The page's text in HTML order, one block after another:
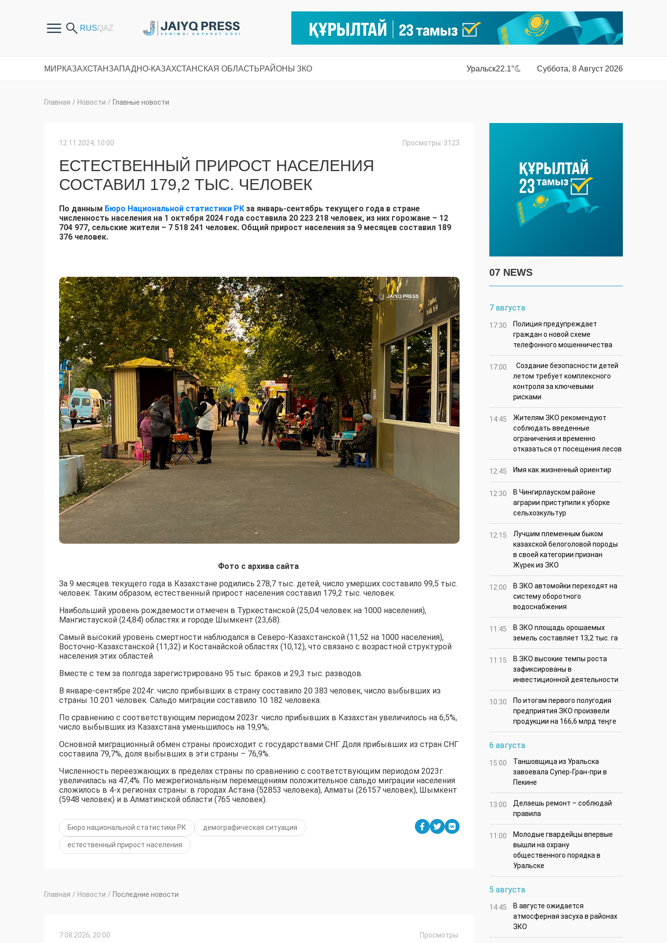
МИРКАЗАХСТАНЗАПАДНО-КАЗАХСТАНСКАЯ ОБЛАСТЬРАЙОНЫ ЗКО Уральск22.1° Суббота, 8 Август 2026
Главная / Новости / Главные новости
12.11.2024, 10:00 Просмотры: 3123
ЕСТЕСТВЕННЫЙ ПРИРОСТ НАСЕЛЕНИЯ
СОСТАВИЛ 179,2 ТЫС. ЧЕЛОВЕК
По данным Бюро Национальной статистики РК за январь-сентябрь текущего года в стране
численность населения на 1 октября 2024 года составила 20 223 218 человек, из них горожане – 12
704 977, сельские жители – 7 518 241 человек. Общий прирост населения за 9 месяцев составил 189
376 человек.
Фото с архива сайта
За 9 месяцев текущего года в Казахстане родились 278,7 тыс. детей, число умерших составило 99,5 тыс.
человек. Таким образом, естественный прирост населения составил 179,2 тыс. человек.
Наибольший уровень рождаемости отмечен в Туркестанской (25,04 человек на 1000 населения),
Мангистауской (24,84) областях и городе Шымкент (23,68).
Самый высокий уровень смертности наблюдался в Северо-Казахстанской (11,52 на 1000 населения),
Восточно-Казахстанской (11,32) и Костанайской областях (10,12), что связано с возрастной структурой
населения этих областей.
Вместе с тем за полгода зарегистрировано 95 тыс. браков и 29,3 тыс. разводов.
В январе-сентябре 2024г. число прибывших в страну составило 20 383 человек, число выбывших из
страны 10 201 человек. Сальдо миграции составило 10 182 человека.
По сравнению с соответствующим периодом 2023г. число прибывших в Казахстан увеличилось на 6,5%,
число выбывших из Казахстана уменьшилось на 19,9%;
Основной миграционный обмен страны происходит с государствами СНГ. Доля прибывших из стран СНГ
составила 79,7%, доля выбывших в эти страны – 76,9%.
Численность переезжающих в пределах страны по сравнению с соответствующим периодом 2023г.
увеличилась на 47,4%. По межрегиональным перемещениям положительное сальдо миграции населения
сложилось в 4-х регионах страны: в городах Астана (52853 человека), Алматы (26157 человек), Шымкент
(5948 человек) и в Алматинской области (765 человек).
Бюро национальной статистики РК демографическая ситуация
естественный прирост населения
Главная / Новости / Последние новости
7.08.2026, 20:00 Просмотры:
07 NEWS
7 августа
17:30
Полиция предупреждает
граждан о новой схеме
телефонного мошенничества
17:00
Создание безопасности детей
летом требует комплексного
контроля за ключевыми
рисками
14:45
Жителям ЗКО рекомендуют
соблюдать введенные
ограничения и временно
отказаться от посещения лесов
12:45 Имя как жизненный ориентир
12:30
В Чингирлауском районе
аграрии приступили к уборке
сельхозкультур
12:15
Лучшим племенным быком
казахской белоголовой породы
в своей категории признан
Жүрек из ЗКО
12:00
В ЗКО автомойки переходят на
систему оборотного
водоснабжения
11:45
В ЗКО площадь орошаемых
земель составляет 13,2 тыс. га
11:15
В ЗКО высокие темпы роста
зафиксированы в
инвестиционной деятельности
10:30
По итогам первого полугодия
предприятия ЗКО произвели
продукции на 166,6 млрд теңге
6 августа
15:00
Таншовщица из Уральска
завоевала Супер-Гран-при в
Пекине
13:00
Делаешь ремонт – соблюдай
правила
11:00
Молодые гвардейцы впервые
вышли на охрану
общественного порядка в
Уральске
5 августа
14:45
В августе ожидается
атмосферная засуха в районах
ЗКО